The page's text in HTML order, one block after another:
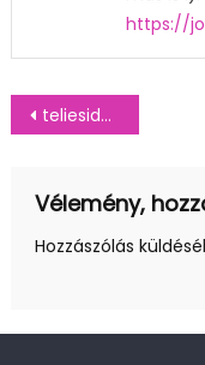
https://
Bejegyzés
teliesidojaras
Vélemény,
Hozzászólás